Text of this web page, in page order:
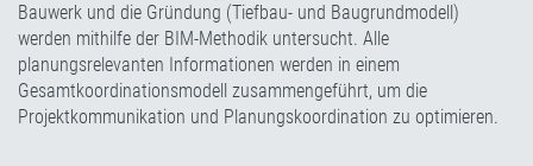
Bauwerk und die Gründung (Tiefbau- und Baugrundmodell)
werden mithilfe der BIM-Methodik untersucht. Alle
planungsrelevanten Informationen werden in einem
Gesamtkoordinationsmodell zusammengeführt, um die
Projektkommunikation und Planungskoordination zu optimieren.